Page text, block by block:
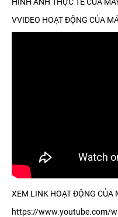
VVIDEO HOẠT ĐỘNG CỦA
XEM LINK HOẠT ĐỘNG CỦA
https://www.youtube.com/